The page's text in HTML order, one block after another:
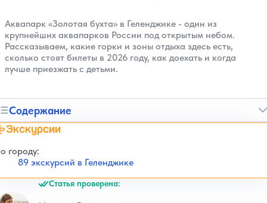
Аквапарк «Золотая бухта» в Геленджике - один из
крупнейших аквапарков России под открытым небом.
Рассказываем, какие горки и зоны отдыха здесь есть,
сколько стоят билеты в 2026 году, как доехать и когда
лучше приезжать с детьми.
Содержание
Экскурсии
городу:
89 экскурсий в Геленджике
Статья проверена: